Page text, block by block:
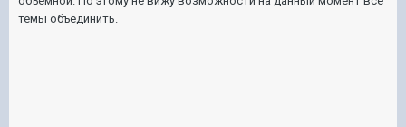
темы объединить.